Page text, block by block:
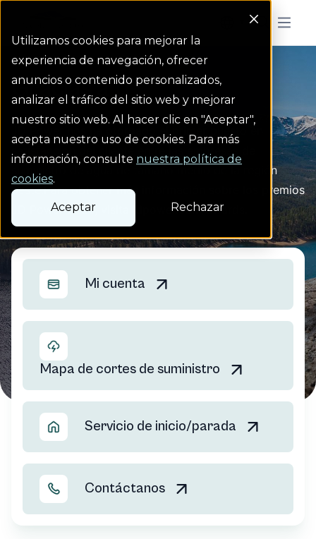
Utilizamos cookies para mejorar la
experiencia de navegación, ofrecer
anuncios o contenido personalizados,
analizar el tráfico del sitio web y mejorar
nuestro sitio web. Al hacer clic en "Aceptar",
acepta nuestro uso de cookies. Para más
información, consulte nuestra política de
cookies.
Aceptar Rechazar
Menu
Gracias a ti
JD Power nos ha otorgado el primer puesto en
satisfacción del cliente entre las empresas de
suministro de agua de tamaño medio de la región
oeste.Para obtener más información sobre los premios
JD Power 2026, visita jdpower.com/awards.
Mi cuenta
Learn more
Mapa de cortes de suministro
Learn more
Servicio de inicio/parada
Learn more
Contáctanos
Learn more